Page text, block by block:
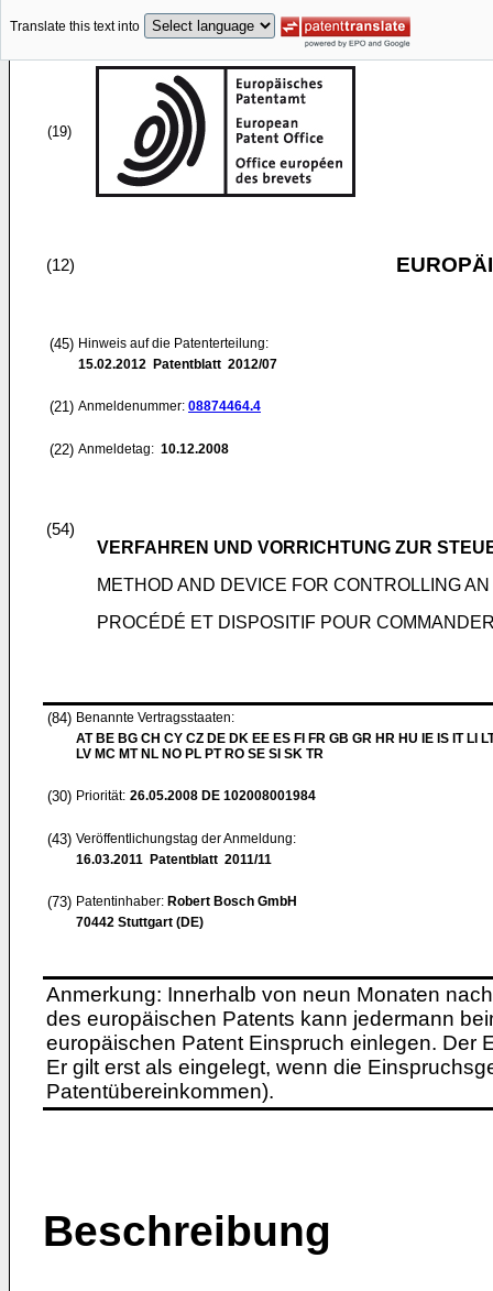
Translate this text into
(19)
(12)
(45) Hinweis auf die Patenterteilung:
15.02.2012 Patentblatt 2012/07
(21) Anmeldenummer: 08874464.4
(22) Anmeldetag: 10.12.2008
(54)
VERFAHREN UND VORRICHTUNG ZUR
METHOD AND DEVICE FOR CONTROLLING
PROCÉDÉ ET DISPOSITIF POUR
(84) Benannte Vertragsstaaten:
AT BE BG CH CY CZ DE DK EE ES FI FR GB GR HR HU IE IS IT LI
LV MC MT NL NO PL PT RO SE SI SK TR
(30) Priorität: 26.05.2008 DE 102008001984
(43) Veröffentlichungstag der Anmeldung:
16.03.2011 Patentblatt 2011/11
(73) Patentinhaber: Robert Bosch GmbH
70442 Stuttgart (DE)
Anmerkung: Innerhalb von neun Monaten
des europäischen Patents kann jedermann
europäischen Patent Einspruch einlegen. Der
Er gilt erst als eingelegt, wenn die
Patentübereinkommen).
Beschreibung